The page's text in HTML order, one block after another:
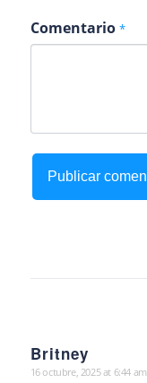
Comentario *
Britney
says:
16 octubre, 2025 at 6:44 am